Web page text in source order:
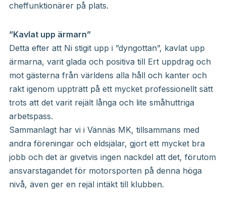
cheffunktionärer på plats.
”Kavlat upp ärmarn”
Detta efter att Ni stigit upp i ”dyngottan”, kavlat upp
ärmarna, varit glada och positiva till Ert uppdrag och
mot gästerna från världens alla håll och kanter och
rakt igenom uppträtt på ett mycket professionellt sätt
trots att det varit rejält långa och lite småhuttriga
arbetspass.
Sammanlagt har vi i Vännäs MK, tillsammans med
andra föreningar och eldsjälar, gjort ett mycket bra
jobb och det är givetvis ingen nackdel att det, förutom
ansvarstagandet för motorsporten på denna höga
nivå, även ger en rejäl intäkt till klubben.